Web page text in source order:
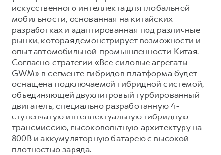
искусственного интеллекта для глобальной
мобильности, основанная на китайских
разработках и адаптированная под различные
рынки, которая демонстрирует возможности и
опыт автомобильной промышленности Китая.
Согласно стратегии «Все силовые агрегаты
GWM» в сегменте гибридов платформа будет
оснащена подключаемой гибридной системой,
объединяющей двухлитровый турбированный
двигатель, специально разработанную 4-
ступенчатую интеллектуальную гибридную
трансмиссию, высоковольтную архитектуру на
800В и аккумуляторную батарею с высокой
плотностью заряда.